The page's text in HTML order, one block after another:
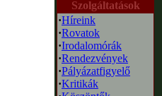
Szolgáltatások
·Híreink
·Rovatok
·Irodalomórák
·Rendezvények
·Pályázatfigyelő
·Kritikák